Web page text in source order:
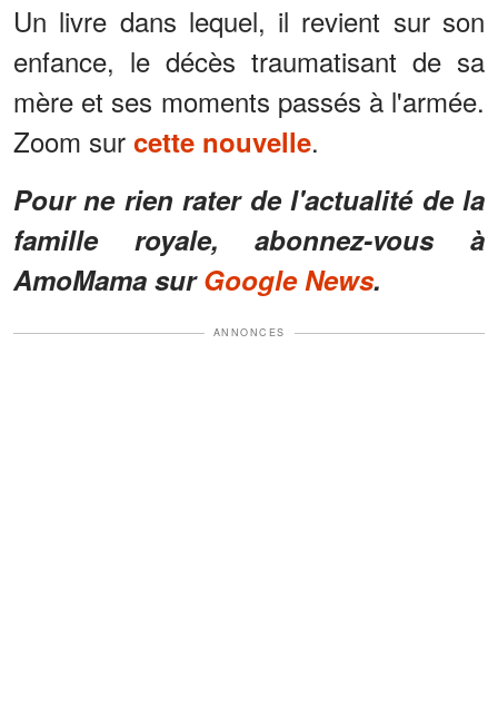
Un livre dans lequel, il revient sur son
enfance, le décès traumatisant de sa
mère et ses moments passés à l'armée.
Zoom sur cette nouvelle.
Pour ne rien rater de l'actualité de la
famille royale, abonnez-vous à
AmoMama surGoogle News.
ANNONCES